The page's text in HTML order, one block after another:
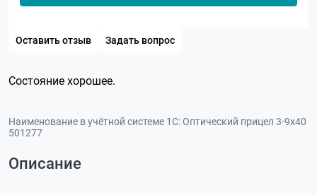
Оставить отзыв Задать вопрос
Состояние хорошее.
Наименование в учётной системе 1С:Оптический прицел 3-9х40
501277
Описание